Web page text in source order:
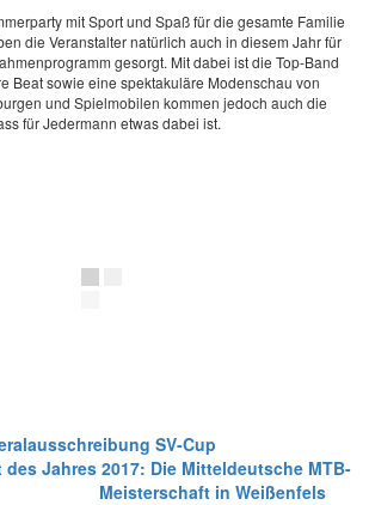
mit Sport und Spaß für die gesamte Familie
die Veranstalter natürlich auch in diesem Jahr für
gesorgt. Mit dabei ist die Top-Band
Beat sowie eine spektakuläre Modenschau von
und Spielmobilen kommen jedoch auch die
für Jedermann etwas dabei ist.
SV-Cup
Jahres 2017: Die Mitteldeutsche MTB-
Meisterschaft in Weißenfels